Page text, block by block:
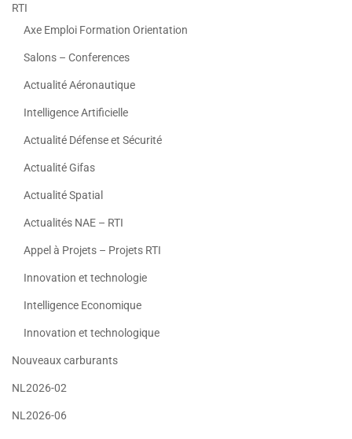
RTI
Axe Emploi Formation Orientation
Salons – Conferences
Actualité Aéronautique
Intelligence Artificielle
Actualité Défense et Sécurité
Actualité Gifas
Actualité Spatial
Actualités NAE – RTI
Appel à Projets – Projets RTI
Innovation et technologie
Intelligence Economique
Innovation et technologique
Nouveaux carburants
NL2026-02
NL2026-06